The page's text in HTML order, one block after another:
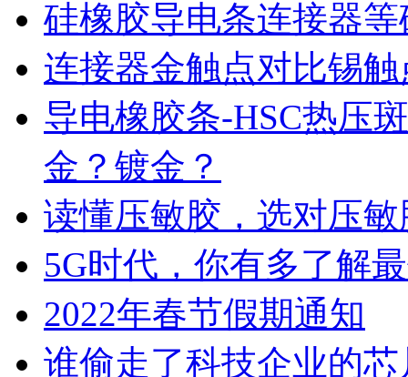
硅橡胶导电条连接器
连接器金触点对比锡
导电橡胶条-HSC热压
金？镀金？
读懂压敏胶，选对压敏
5G时代，你有多了解
2022年春节假期通知
谁偷走了科技企业的芯